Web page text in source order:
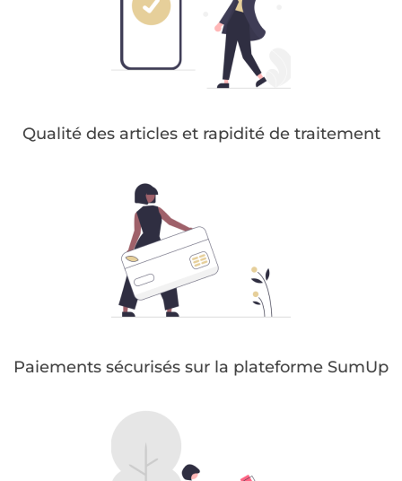
Qualité des articles et rapidité de traitement
Paiements sécurisés sur la plateforme SumUp